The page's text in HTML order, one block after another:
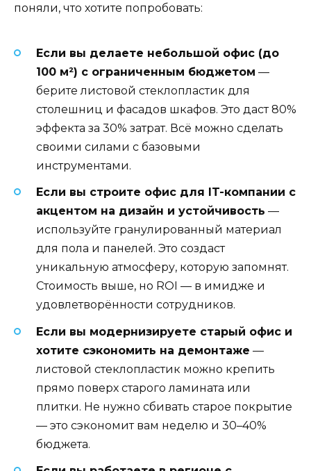
поняли, что хотите попробовать:
Если вы делаете небольшой офис (до
100 м²) с ограниченным бюджетом —
берите листовой стеклопластик для
столешниц и фасадов шкафов. Это даст 80%
эффекта за 30% затрат. Всё можно сделать
своими силами с базовыми
инструментами.
Если вы строите офис для IT-компании с
акцентом на дизайн и устойчивость —
используйте гранулированный материал
для пола и панелей. Это создаст
уникальную атмосферу, которую запомнят.
Стоимость выше, но ROI — в имидже и
удовлетворённости сотрудников.
Если вы модернизируете старый офис и
хотите сэкономить на демонтаже —
листовой стеклопластик можно крепить
прямо поверх старого ламината или
плитки. Не нужно сбивать старое покрытие
— это сэкономит вам неделю и 30–40%
бюджета.